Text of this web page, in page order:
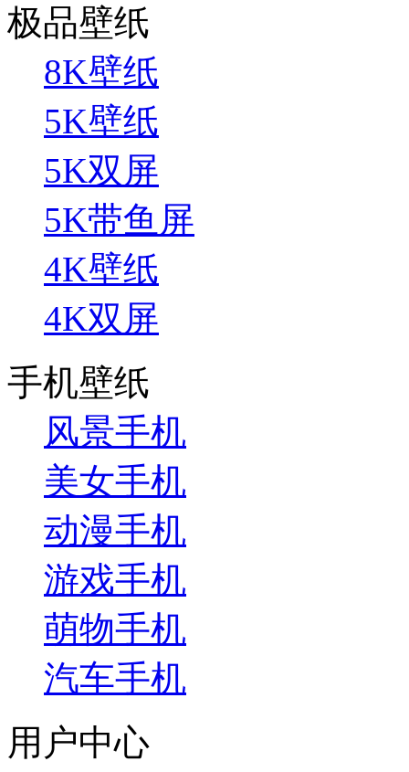
极品壁纸
8K壁纸
5K壁纸
5K双屏
5K带鱼屏
4K壁纸
4K双屏
手机壁纸
风景手机
美女手机
动漫手机
游戏手机
萌物手机
汽车手机
用户中心